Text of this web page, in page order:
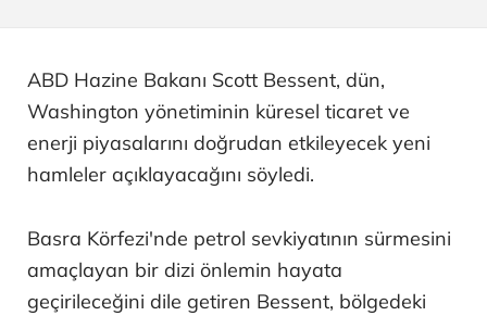
ABD Hazine Bakanı Scott Bessent, dün,
Washington yönetiminin küresel ticaret ve
enerji piyasalarını doğrudan etkileyecek yeni
hamleler açıklayacağını söyledi.
Basra Körfezi'nde petrol sevkiyatının sürmesini
amaçlayan bir dizi önlemin hayata
geçirileceğini dile getiren Bessent, bölgedeki